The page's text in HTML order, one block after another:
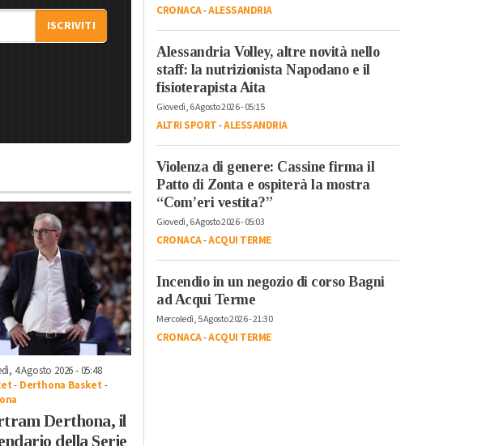
ISCRIVITI
4 Agosto 2026 - 05:48
- Derthona Basket -
Derthona, il
della Serie
CRONACA-ALESSANDRIA
Alessandria Volley, altre novità nello
staff: la nutrizionista Napodano e il
fisioterapista Aita
Giovedì, 6 Agosto 2026 - 05:15
ALTRI SPORT-ALESSANDRIA
Violenza di genere: Cassine firma il
Patto di Zonta e ospiterà la mostra
“Com’eri vestita?”
Giovedì, 6 Agosto 2026 - 05:03
CRONACA-ACQUI TERME
Incendio in un negozio di corso Bagni
ad Acqui Terme
Mercoledì, 5 Agosto 2026 - 21:30
CRONACA-ACQUI TERME